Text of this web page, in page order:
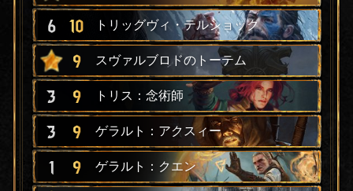
6 10 トリッグヴィ・テルショック
9 スヴァルブロドのトーテム
3 9 トリス：念術師
3 9 ゲラルト：アクスィー
1 9 ゲラルト：クエン